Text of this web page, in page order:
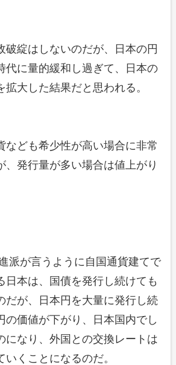
破綻はしないのだが、日本の円
代に量的緩和し過ぎて、日本の
拡大した結果だと思われる。
なども希少性が高い場合に非常
、発行量が多い場合は値上がり
派が言うように自国通貨建てで
日本は、国債を発行し続けても
だが、日本円を大量に発行し続
の価値が下がり、日本国内でし
になり、外国との交換レートは
いくことになるのだ。